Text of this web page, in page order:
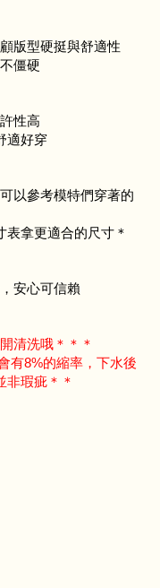
版型硬挺與舒適性
僵硬
性高
適好穿
以參考模特們穿著的
表拿更適合的尺寸＊
安心可信賴
清洗哦＊＊＊
有8%的縮率，下水後
非瑕疵＊＊